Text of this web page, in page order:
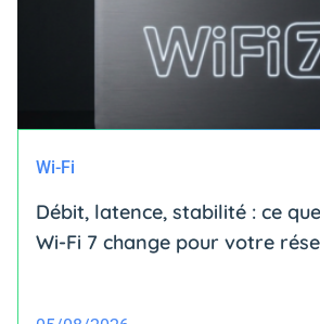
Wi-Fi
Débit, latence, stabilité : ce
Wi-Fi 7 change pour votre